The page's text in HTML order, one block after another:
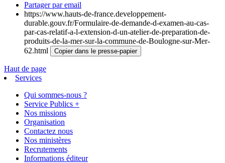
Partager par email
https://www.hauts-de-france.developpement-
durable.gouv.fr/Formulaire-de-demande-d-examen-au-cas-
par-cas-relatif-a-l-extension-d-un-atelier-de-preparation-de-
produits-de-la-mer-sur-la-commune-de-Boulogne-sur-Mer-
62.html
Copier dans le presse-papier
Haut de page
Services
Qui sommes-nous ?
Service Publics +
Nos missions
Organisation
Contactez nous
Nos ministères
Recrutements
Informations éditeur